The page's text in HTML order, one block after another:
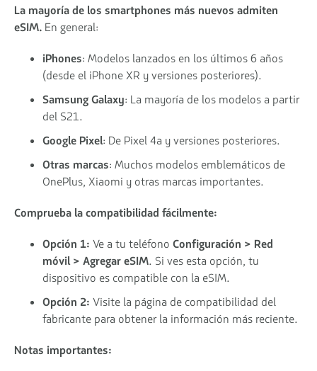
La mayoría de los smartphones más nuevos admiten
eSIM. En general:
iPhones: Modelos lanzados en los últimos 6 años
(desde el iPhone XR y versiones posteriores).
Samsung Galaxy: La mayoría de los modelos a partir
del S21.
Google Pixel: De Pixel 4a y versiones posteriores.
Otras marcas: Muchos modelos emblemáticos de
OnePlus, Xiaomi y otras marcas importantes.
Comprueba la compatibilidad fácilmente:
Opción 1: Ve a tu teléfono Configuración > Red
móvil > Agregar eSIM. Si ves esta opción, tu
dispositivo es compatible con la eSIM.
Opción 2: Visite la página de compatibilidad del
fabricante para obtener la información más reciente.
Notas importantes: